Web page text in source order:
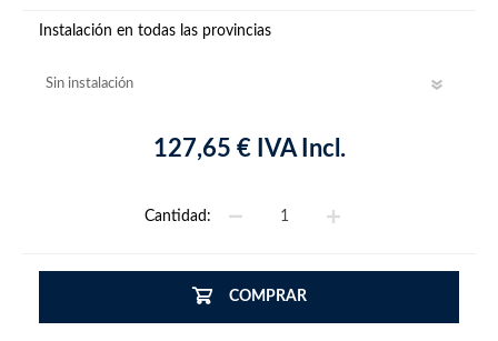
Instalación en todas las provincias
127,65 € IVA Incl.
Cantidad:
COMPRAR